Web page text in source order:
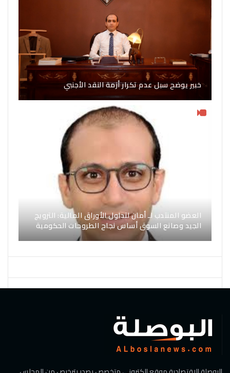
خبير يوضح سبل عدم تكرار أزمة النقد الأجنبي
العضو المنتدب لـ أمان لتداول الأوراق المالية: الترويج
الجيد وصانع السوق أساس نجاح الطروحات الحكومية